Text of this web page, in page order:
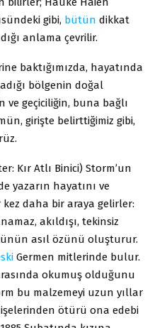
gibi, bütün dikkat
anlama çevrilir.
baktığımızda, hayatında
bölgenin doğal
ve geçiciliğin, buna bağlı
girişte belirttiğimiz gibi,
Kır Atlı Binici) Storm’un
yazarın hayatını ve
daha bir araya gelirler:
akıldışı, tekinsiz
asıl özünü oluşturur.
Germen mitlerinde bulur.
okumuş olduğunu
bu malzemeyi uzun yıllar
ötürü ona edebi